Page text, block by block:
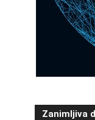
Zanimljiva